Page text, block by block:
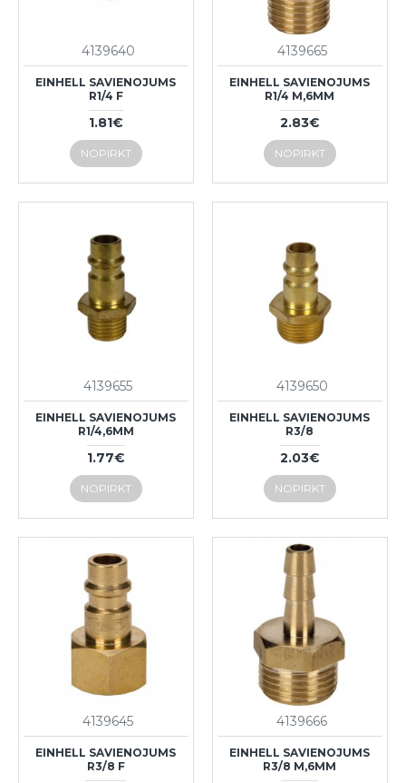
4139640
EINHELL SAVIENOJUMS
R1/4 F
1.81€
NOPIRKT
4139665
EINHELL SAVIENOJUMS
R1/4 M,6MM
2.83€
NOPIRKT
4139655
EINHELL SAVIENOJUMS
R1/4,6MM
1.77€
NOPIRKT
4139650
EINHELL SAVIENOJUMS
R3/8
2.03€
NOPIRKT
4139645
EINHELL SAVIENOJUMS
R3/8 F
4139666
EINHELL SAVIENOJUMS
R3/8 M,6MM